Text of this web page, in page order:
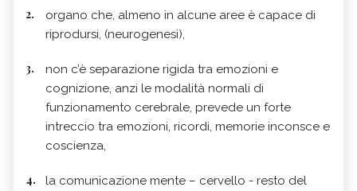
organo che, almeno in alcune aree è capace di
riprodursi, (neurogenesi),
non c’è separazione rigida tra emozioni e
cognizione, anzi le modalità normali di
funzionamento cerebrale, prevede un forte
intreccio tra emozioni, ricordi, memorie inconsce e
coscienza,
la comunicazione mente – cervello - resto del